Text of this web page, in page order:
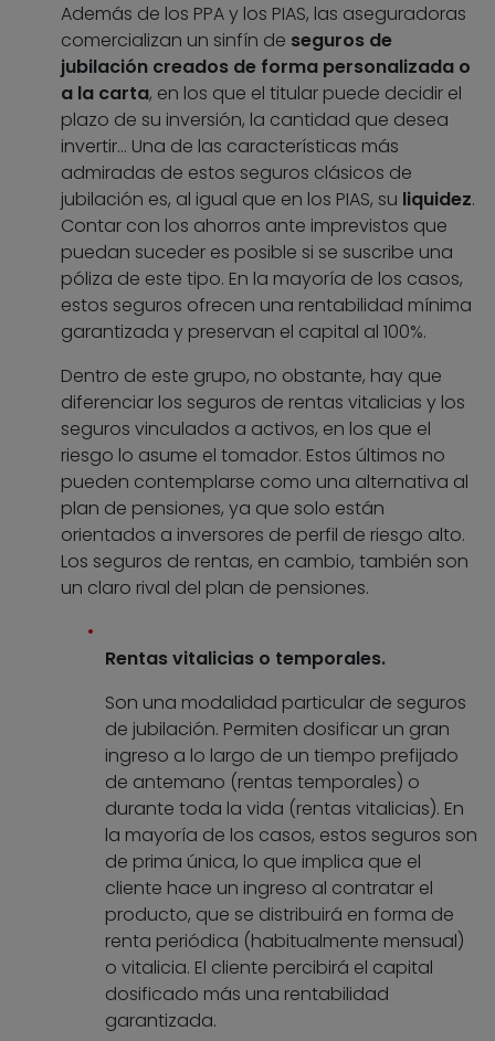
Además de los PPA y los PIAS, las aseguradoras
comercializan un sinfín de seguros de
jubilación creados de forma personalizada o
a la carta, en los que el titular puede decidir el
plazo de su inversión, la cantidad que desea
invertir… Una de las características más
admiradas de estos seguros clásicos de
jubilación es, al igual que en los PIAS, su liquidez.
Contar con los ahorros ante imprevistos que
puedan suceder es posible si se suscribe una
póliza de este tipo. En la mayoría de los casos,
estos seguros ofrecen una rentabilidad mínima
garantizada y preservan el capital al 100%.
Dentro de este grupo, no obstante, hay que
diferenciar los seguros de rentas vitalicias y los
seguros vinculados a activos, en los que el
riesgo lo asume el tomador. Estos últimos no
pueden contemplarse como una alternativa al
plan de pensiones, ya que solo están
orientados a inversores de perfil de riesgo alto.
Los seguros de rentas, en cambio, también son
un claro rival del plan de pensiones.
Rentas vitalicias o temporales.
Son una modalidad particular de seguros
de jubilación. Permiten dosificar un gran
ingreso a lo largo de un tiempo prefijado
de antemano (rentas temporales) o
durante toda la vida (rentas vitalicias). En
la mayoría de los casos, estos seguros son
de prima única, lo que implica que el
cliente hace un ingreso al contratar el
producto, que se distribuirá en forma de
renta periódica (habitualmente mensual)
o vitalicia. El cliente percibirá el capital
dosificado más una rentabilidad
garantizada.